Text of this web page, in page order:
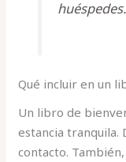
Qué incluir en un
Un libro de
estancia tranquila.
contacto.